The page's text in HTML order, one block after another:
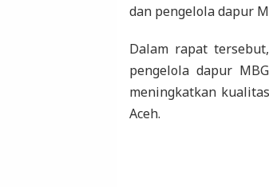
dan pengelola dapur
Dalam rapat
pengelola dapur
meningkatkan
Aceh.